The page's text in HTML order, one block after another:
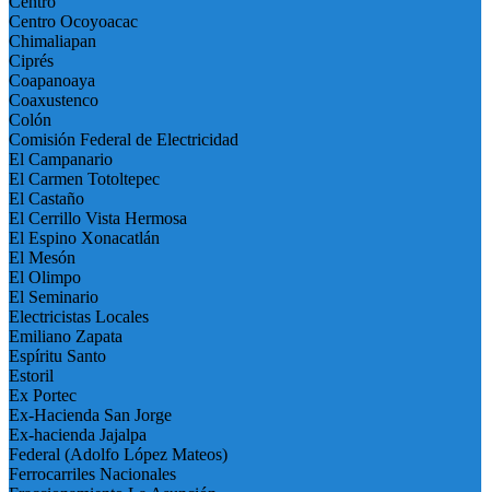
Centro Ocoyoacac
Chimaliapan
Ciprés
Coapanoaya
Coaxustenco
Colón
Comisión Federal de Electricidad
El Campanario
El Carmen Totoltepec
El Castaño
El Cerrillo Vista Hermosa
El Espino Xonacatlán
El Mesón
El Olimpo
El Seminario
Electricistas Locales
Emiliano Zapata
Espíritu Santo
Estoril
Ex Portec
Ex-Hacienda San Jorge
Ex-hacienda Jajalpa
Federal (Adolfo López Mateos)
Ferrocarriles Nacionales